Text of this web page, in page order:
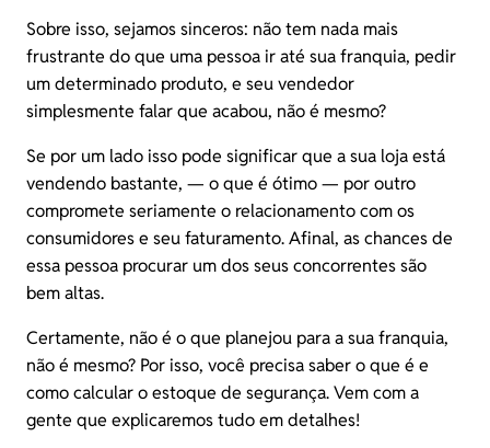
Sobre isso, sejamos sinceros: não tem nada mais
frustrante do que uma pessoa ir até sua franquia, pedir
um determinado produto, e seu vendedor
simplesmente falar que acabou, não é mesmo?
Se por um lado isso pode significar que a sua loja está
vendendo bastante, — o que é ótimo — por outro
compromete seriamente o relacionamento com os
consumidores e seu faturamento. Afinal, as chances de
essa pessoa procurar um dos seus concorrentes são
bem altas.
Certamente, não é o que planejou para a sua franquia,
não é mesmo? Por isso, você precisa saber o que é e
como calcular o estoque de segurança. Vem com a
gente que explicaremos tudo em detalhes!